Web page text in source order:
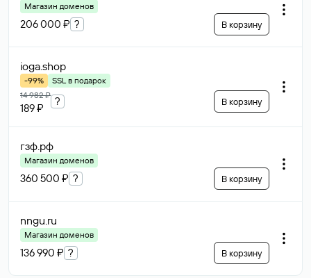
Магазин доменов
206 000 ₽ ? В корзину
ioga.shop
-99%
SSL в подарок
14 982 ₽
189 ₽
? В корзину
гзф.рф
Магазин доменов
360 500 ₽ ? В корзину
nngu.ru
Магазин доменов
136 990 ₽ ? В корзину